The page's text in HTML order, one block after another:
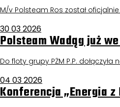
M/v Polsteam Ros został
30 03 2026
Polsteam Wadąg już
Do floty grupy PŻM P.P.
04 03 2026
Konferencja „Energia